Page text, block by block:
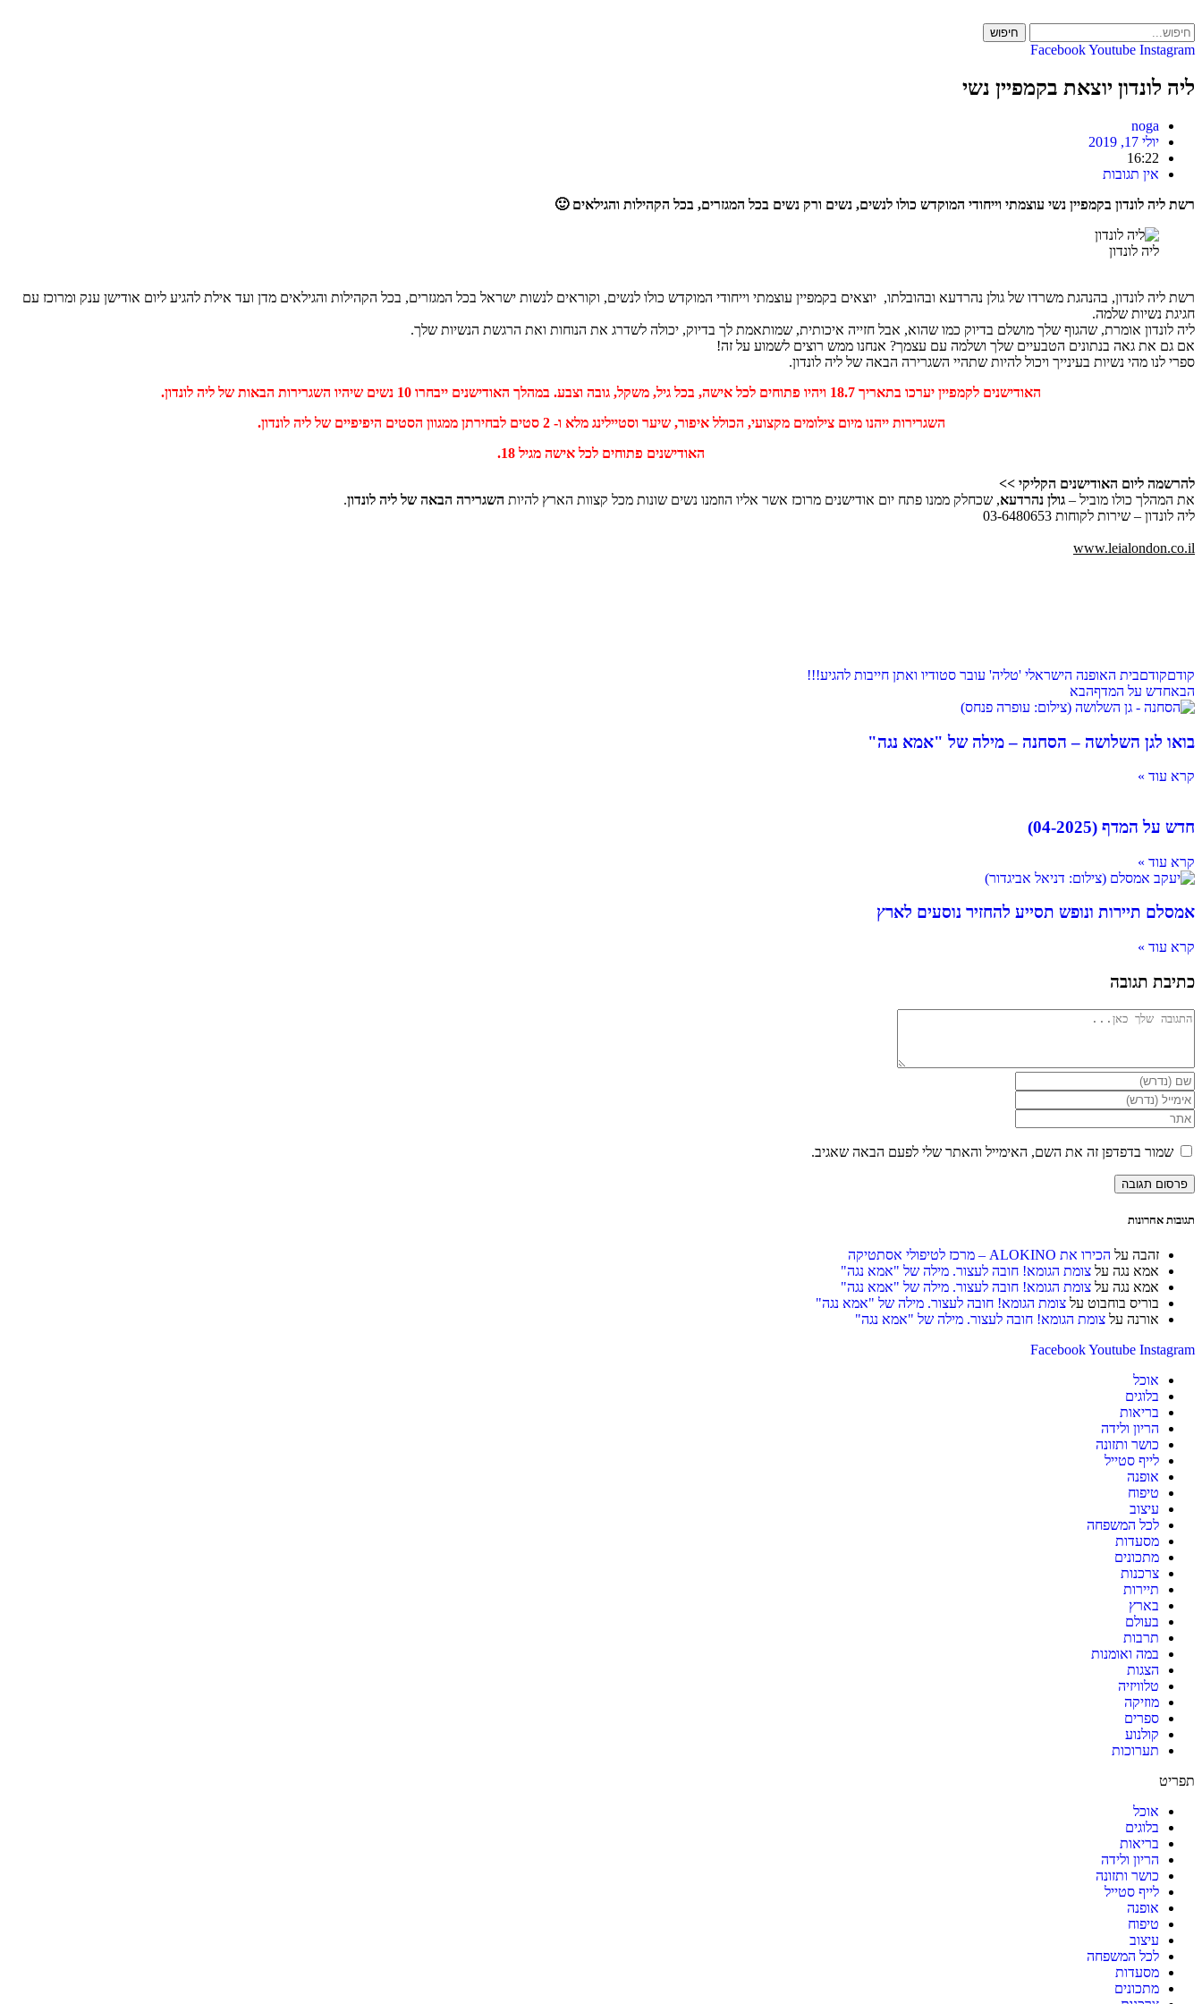
to
content
חיפוש
FacebookYoutube Instagram
ליה לונדון יוצאת בקמפיין נשי
noga
יולי 17, 2019
16:22
אין תגובות
רשת ליה לונדון בקמפיין נשי עוצמתי וייחודי המוקדש כולו לנשים, נשים ורק נשים בכל המגזרים, בכל הקהילות והגילאים 🙂
ליה לונדון
רשת ליה לונדון, בהנהגת משרדו של גולן נהרדעא ובהובלתו, יוצאים בקמפיין עוצמתי וייחודי המוקדש כולו לנשים, וקוראים לנשות ישראל בכל המגזרים, בכל הקהילות והגילאים מדן ועד אילת להגיע ליום אודישן ענק ומרוכז עם
חגיגת נשיות שלמה.
ליה לונדון אומרת, שהגוף שלך מושלם בדיוק כמו שהוא, אבל חזייה איכותית, שמותאמת לך בדיוק, יכולה לשדרג את הנוחות ואת הרגשת הנשיות שלך.
אם גם את גאה בנתונים הטבעיים שלך ושלמה עם עצמך? אנחנו ממש רוצים לשמוע על זה!
ספרי לנו מהי נשיות בעינייך ויכול להיות שתהיי השגרירה הבאה של ליה לונדון.
האודישנים לקמפיין יערכו בתאריך 18.7 ויהיו פתוחים לכל אישה, בכל גיל, משקל, גובה וצבע. במהלך האודישנים ייבחרו 10 נשים שיהיו השגרירות הבאות של ליה לונדון.
השגרירות ייהנו מיום צילומים מקצועי, הכולל איפור, שיער וסטיילינג מלא ו- 2 סטים לבחירתן ממגוון הסטים היפיפיים של ליה לונדון.
האודישנים פתוחים לכל אישה מגיל 18.
להרשמה ליום האודישנים הקליקי >>
את המהלך כולו מוביל – גולן נהרדעא, שכחלק ממנו פתח יום אודישנים מרוכז אשר אליו הוזמנו נשים שונות מכל קצוות הארץ להיות השגרירה הבאה של ליה לונדון.
ליה לונדון – שירות לקוחות 03-6480653
www.leialondon.co.il
קודםקודםבית האופנה הישראלי 'טליה' עובר סטודיו ואתן חייבות להגיע!!!
הבאחדש על המדףהבא
בואו לגן השלושה – הסחנה – מילה של "אמא נגה"
קרא עוד »
חדש על המדף (04-2025)
קרא עוד »
אמסלם תיירות ונופש תסייע להחזיר נוסעים לארץ
קרא עוד »
כתיבת תגובה
להגיב
הזן
את
השם
שלך
או
שם
משתמש
כדי
הזן
את
כתובת
דואר
האלקטרוני
שלך
כדי
הזן
את
כתובת
האינטרנט
שלך
שמור בדפדפן זה את השם, האימייל והאתר שלי לפעם הבאה שאגיב.
תגובות אחרונות
זהבה על הכירו את ALOKINO – מרכז לטיפולי אסתטיקה
אמא נגה על צומת הגומא! חובה לעצור. מילה של "אמא נגה"
אמא נגה על צומת הגומא! חובה לעצור. מילה של "אמא נגה"
בוריס בוחבוט על צומת הגומא! חובה לעצור. מילה של "אמא נגה"
אורנה על צומת הגומא! חובה לעצור. מילה של "אמא נגה"
FacebookYoutube Instagram
אוכל
בלוגים
בריאות
הריון ולידה
כושר ותזונה
לייף סטייל
אופנה
טיפוח
עיצוב
לכל המשפחה
מסעדות
מתכונים
צרכנות
תיירות
בארץ
בעולם
תרבות
במה ואומנות
הצגות
טלוויזיה
מוזיקה
ספרים
קולנוע
תערוכות
תפריט
אוכל
בלוגים
בריאות
הריון ולידה
כושר ותזונה
לייף סטייל
אופנה
טיפוח
עיצוב
לכל המשפחה
מסעדות
מתכונים